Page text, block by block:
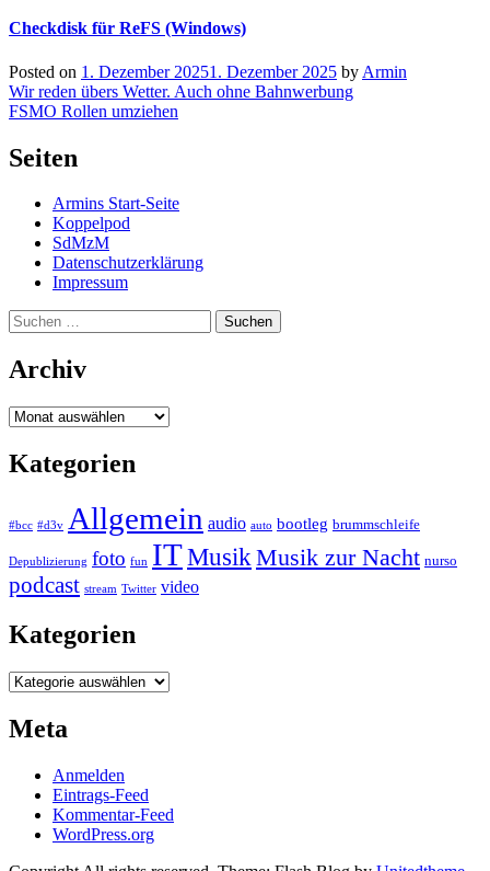
Checkdisk für ReFS (Windows)
Posted on 1. Dezember 20251. Dezember 2025 by Armin
Beitragsnavigation
Wir reden übers Wetter. Auch ohne Bahnwerbung
FSMO Rollen umziehen
Seiten
Armins Start-Seite
Koppelpod
SdMzM
Datenschutzerklärung
Impressum
Suchen
nach:
Archiv
Archiv
Kategorien
#bcc #d3v Allgemein audio auto bootleg brummschleife
Depublizierung foto fun ITMusikMusik zur Nacht nurso
podcast stream Twitter video
Kategorien
Kategorien
Meta
Anmelden
Eintrags-Feed
Kommentar-Feed
WordPress.org